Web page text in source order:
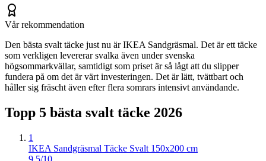
Vår rekommendation
Den bästa svalt täcke just nu är IKEA Sandgräsmal. Det är ett täcke
som verkligen levererar svalka även under svenska
högsommarkvällar, samtidigt som priset är så lågt att du slipper
fundera på om det är värt investeringen. Det är lätt, tvättbart och
håller sig fräscht även efter flera somrars intensivt användande.
Topp 5 bästa svalt täcke 2026
1
IKEA Sandgräsmal Täcke Svalt 150x200 cm
9.5/10